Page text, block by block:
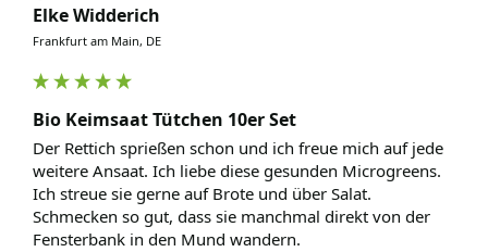
Elke Widderich
Frankfurt am Main, DE
Bio Keimsaat Tütchen 10er Set
Der Rettich sprießen schon und ich freue mich auf jede
weitere Ansaat. Ich liebe diese gesunden Microgreens.
Ich streue sie gerne auf Brote und über Salat.
Schmecken so gut, dass sie manchmal direkt von der
Fensterbank in den Mund wandern.